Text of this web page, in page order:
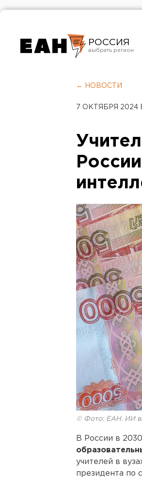
РОССИЯ
Челябинск
← НОВОСТИ
7 ОКТЯБРЯ 2024
© Фото: ЕАН. ИИ
В России в
учителей в
президента по